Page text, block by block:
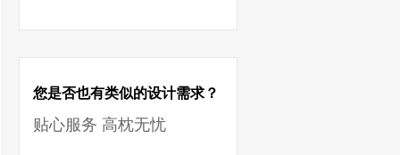
您是否也有类似的设计需求？
贴心服务 高枕无忧